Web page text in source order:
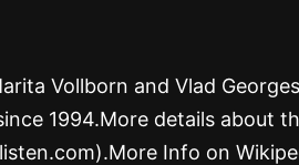
Vollborn and Vlad
1994.More details about
Info on